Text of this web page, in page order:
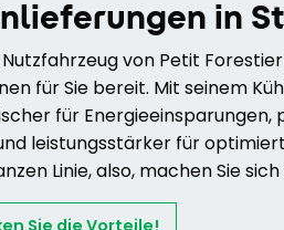
in
von Petit
für Sie bereit. Mit seinem
für
leistungsstärker für
Linie, also, machen Sie
Sie die Vorteile!